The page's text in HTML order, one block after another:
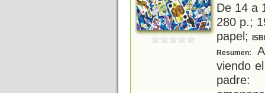
De 14 a
280 p.;
papel;
Resumen:
viendo
padre: